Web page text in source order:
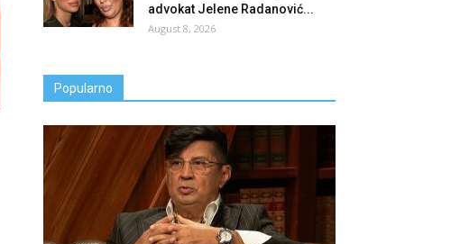
advokat Jelene Radanović...
August 8, 2026
Popularno